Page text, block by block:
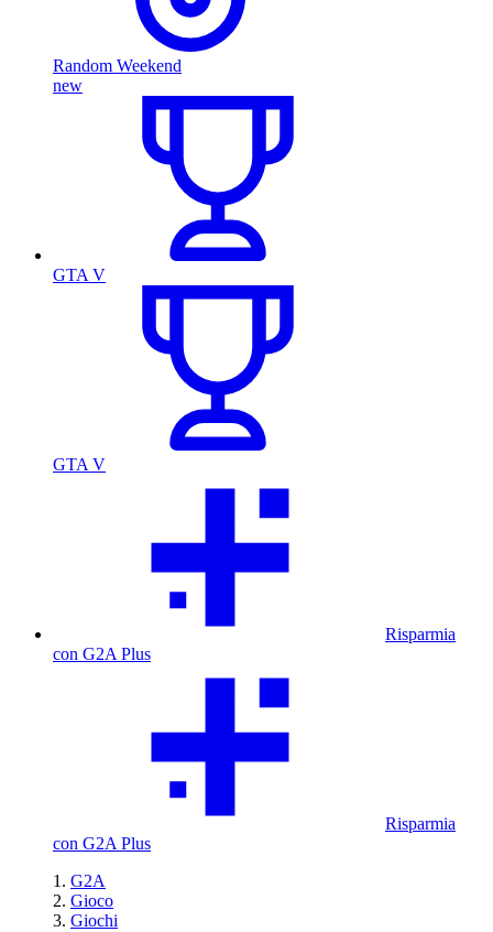
Random Weekend
new
GTA V
GTA V
Risparmia
con G2A Plus
Risparmia
con G2A Plus
G2A
Gioco
Giochi